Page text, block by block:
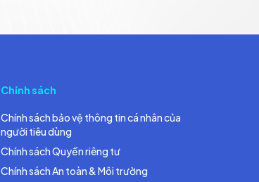
Chính sách
Chính sách bảo vệ thông tin cá nhân của
người tiêu dùng
Chính sách Quyền riêng tư
Chính sách An toàn & Môi trường